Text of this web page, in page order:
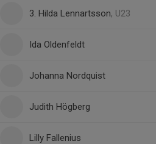
3. Hilda Lennartsson, U23
Ida Oldenfeldt
Johanna Nordquist
Judith Högberg
Lilly Fallenius